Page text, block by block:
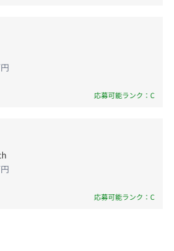
出身者が多く、現在はPM,PL
系担当者は基本、応用情報技術
ネットワーク系はクラウド系試
ます。
社員全員が公共系・金融系・流
改善 ③特定ソリュ
特有のシステムソリュー
ソフトウェアの構築〜 信
ステムのソリューションお
た商品提案、販売も提供
ノウハウで、金融機関とし
安定性・信頼性を確立
高い評価を得ています。
応募可能ランク：C
応募可能ランク：C